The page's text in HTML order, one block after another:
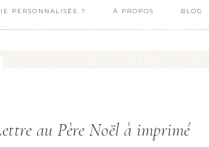
PERSONNALISÉE ? À PROPOS BLOG
au Père Noël à imprimé